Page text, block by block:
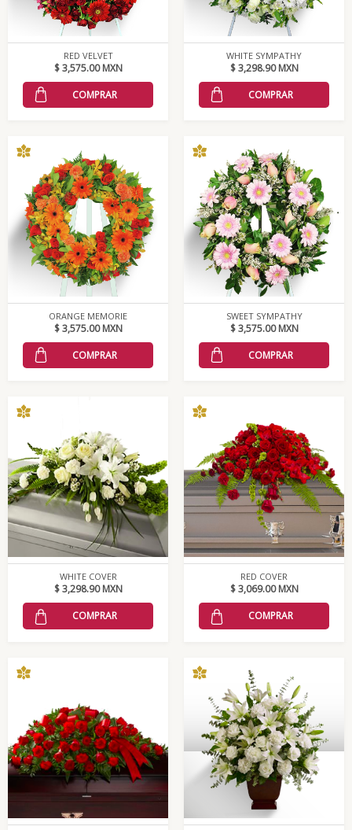
RED VELVET
$ 3,575.00 MXN
COMPRAR
WHITE SYMPATHY
$ 3,298.90 MXN
COMPRAR
ORANGE MEMORIE
$ 3,575.00 MXN
COMPRAR
SWEET SYMPATHY
$ 3,575.00 MXN
COMPRAR
WHITE COVER
$ 3,298.90 MXN
COMPRAR
RED COVER
$ 3,069.00 MXN
COMPRAR